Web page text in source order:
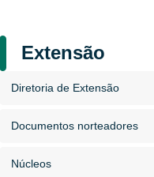
Extensão
Diretoria de Extensão
Documentos norteadores
Núcleos